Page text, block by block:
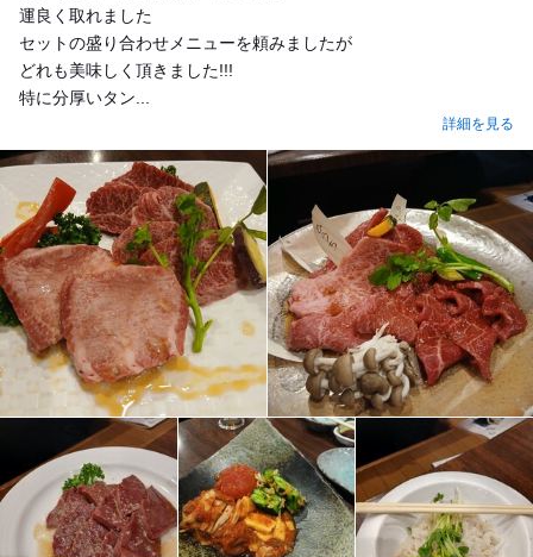
運良く取れました
セットの盛り合わせメニューを頼みましたが
どれも美味しく頂きました!!!
特に分厚いタン...
詳細を見る